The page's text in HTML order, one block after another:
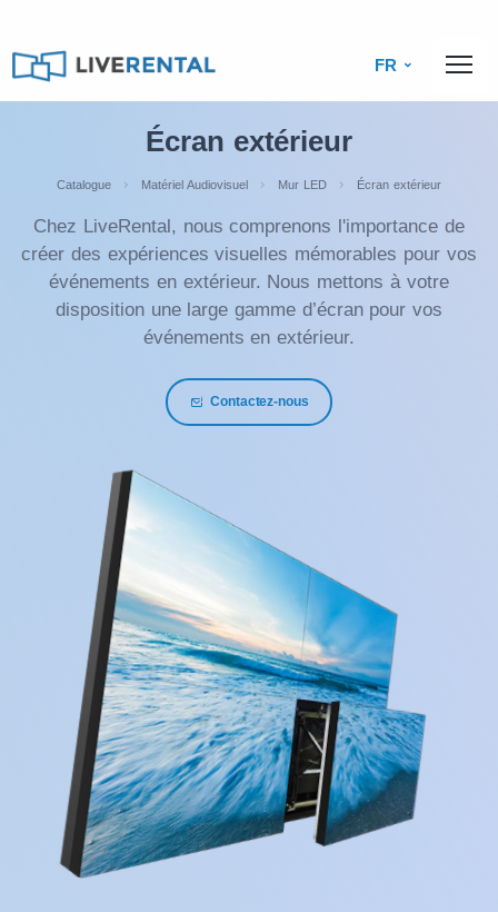
FR
Écran extérieur
Catalogue Matériel Audiovisuel Mur LED Écran extérieur
Chez LiveRental, nous comprenons l'importance de
créer des expériences visuelles mémorables pour vos
événements en extérieur. Nous mettons à votre
disposition une large gamme d’écran pour vos
événements en extérieur.
Contactez-nous